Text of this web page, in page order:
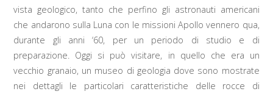
vista geologico, tanto che perfino gli astronauti americani
che andarono sulla Luna con le missioni Apollo vennero qua,
durante gli anni ‘60, per un periodo di studio e di
preparazione. Oggi si può visitare, in quello che era un
vecchio granaio, un museo di geologia dove sono mostrate
nei dettagli le particolari caratteristiche delle rocce di